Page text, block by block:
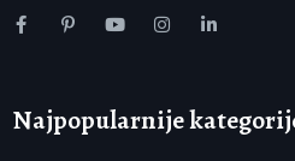
Najpopularnije